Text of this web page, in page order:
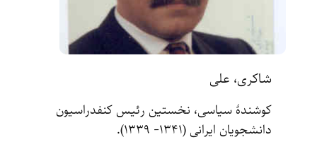
شاکری، علی
کوشندۀ سیاسی، نخستین رئیس کنفدراسیون
دانشجویان ایرانی (۱۳۴۱- ۱۳۳۹).